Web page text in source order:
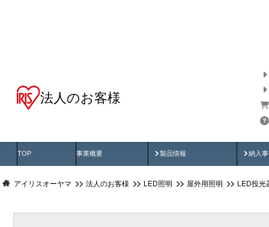
法人のお客様
TOP 事業概要 製品情報
製品動画 納入
納
アイリスオーヤマ 法人のお客様 LED照明 屋外用照明 LED投光